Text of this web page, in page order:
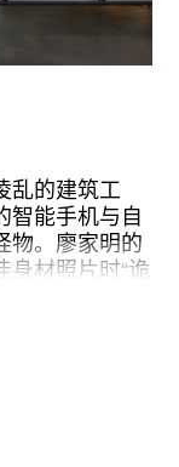
官、骨骼到神
作品中的具
照片衍生的
晓的展示方
早期藏地纪实
内凹的格间中
神圣的藏地
乱的建筑工
智能手机与自
物。廖家明的
身材照片时“诡